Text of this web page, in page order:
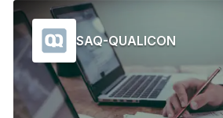
SAQ-QUALICON